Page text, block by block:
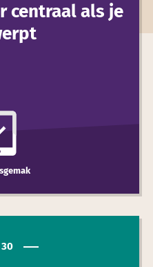
centraal als je